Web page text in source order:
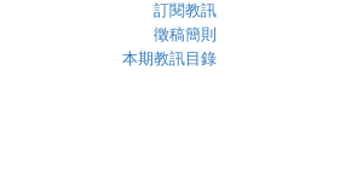
訂閱教訊
徵稿簡則
本期教訊目錄